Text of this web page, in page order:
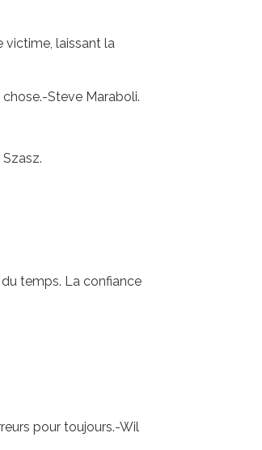
victime, laissant la
Steve Maraboli.
temps. La confiance
pour toujours.-Wil